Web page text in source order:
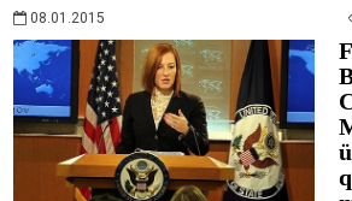
08.01.2015